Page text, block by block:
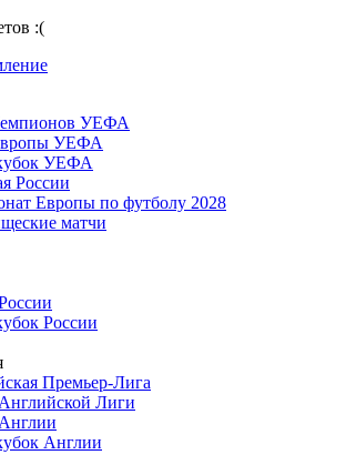
:(
УЕФА
УЕФА
УЕФА
России
Европы по футболу 2028
матчи
России
Премьер-Лига
Лиги
Англии